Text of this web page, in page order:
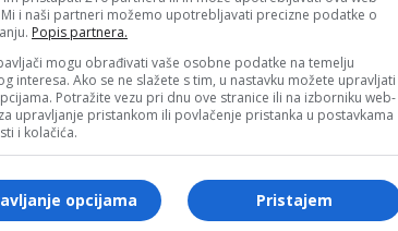
i naši partneri možemo upotrebljavati precizne podatke o
Popis partnera.
mogu obrađivati vaše osobne podatke na temelju
interesa. Ako se ne slažete s tim, u nastavku možete upravljati
Potražite vezu pri dnu ove stranice ili na izborniku web-
upravljanje pristankom ili povlačenje pristanka u postavkama
i kolačića.
Pristajem
opcijama